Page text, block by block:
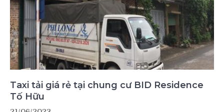
Taxi tải giá rẻ tại chung cư BID Residence
Tố Hữu